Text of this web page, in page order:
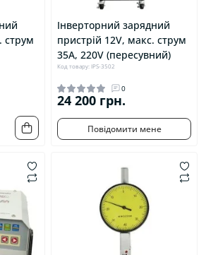
струм
Інверторний зарядний
пристрій 12V, макс. струм
35A, 220V (пересувний)
Код товару: IPS-3502
0
24 200 грн.
Повідомити мене